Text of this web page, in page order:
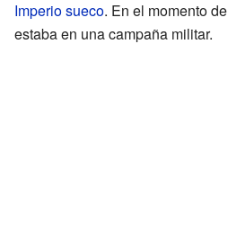
Imperio sueco. En el momento
estaba en una campaña militar.